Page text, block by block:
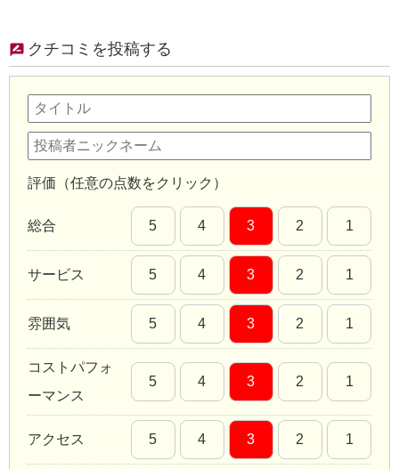
クチコミを投稿する
評価（任意の点数をクリック）
総合 5 4 3 2 1
サービス 5 4 3 2 1
雰囲気 5 4 3 2 1
コストパフォ
ーマンス
5 4 3 2 1
アクセス 5 4 3 2 1